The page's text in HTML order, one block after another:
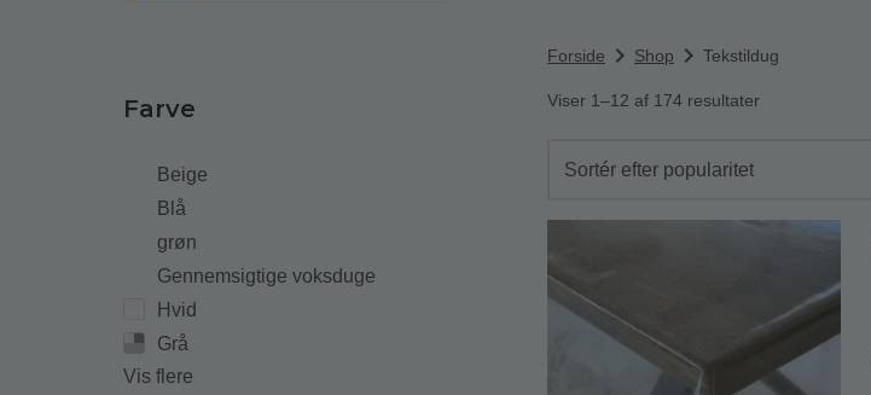
Farve
Beige
Blå
grøn
Gennemsigtige voksduge
Hvid
Grå
Vis flere
Forside chevron_right Shop chevron_right Tekstildug
Viser 1–12 af 174 resultater